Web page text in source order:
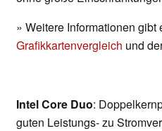
» Weitere Informationen gibt
Grafikkartenvergleich und
Intel Core Duo:
guten Leistungs- zu